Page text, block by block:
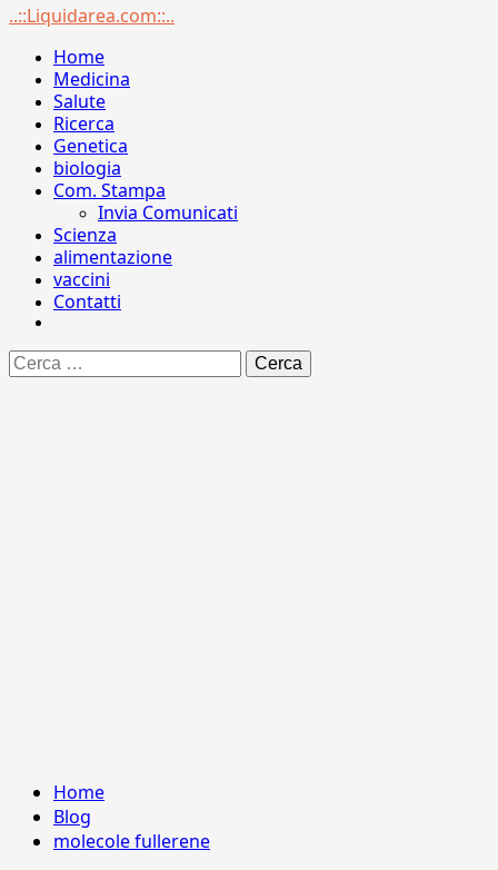
Menu
..::Liquidarea.com::..
Home
Medicina
Salute
Ricerca
Genetica
biologia
Com. Stampa
Invia Comunicati
Scienza
alimentazione
vaccini
Contatti
Ricerca
per:
Home
Blog
molecole fullerene